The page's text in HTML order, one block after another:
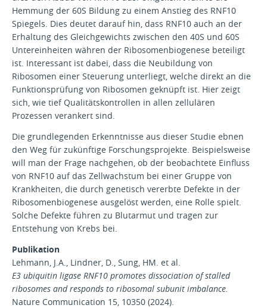
Hemmung der 60S Bildung zu einem Anstieg des RNF10
Spiegels. Dies deutet darauf hin, dass RNF10 auch an der
Erhaltung des Gleichgewichts zwischen den 40S und 60S
Untereinheiten währen der Ribosomenbiogenese beteiligt
ist. Interessant ist dabei, dass die Neubildung von
Ribosomen einer Steuerung unterliegt, welche direkt an die
Funktionsprüfung von Ribosomen geknüpft ist. Hier zeigt
sich, wie tief Qualitätskontrollen in allen zellulären
Prozessen verankert sind.
Die grundlegenden Erkenntnisse aus dieser Studie ebnen
den Weg für zukünftige Forschungsprojekte. Beispielsweise
will man der Frage nachgehen, ob der beobachtete Einfluss
von RNF10 auf das Zellwachstum bei einer Gruppe von
Krankheiten, die durch genetisch vererbte Defekte in der
Ribosomenbiogenese ausgelöst werden, eine Rolle spielt.
Solche Defekte führen zu Blutarmut und tragen zur
Entstehung von Krebs bei.
Publikation
Lehmann, J.A., Lindner, D., Sung, HM. et al.
E3 ubiquitin ligase RNF10 promotes dissociation of stalled
ribosomes and responds to ribosomal subunit imbalance.
Nature Communication 15, 10350 (2024).